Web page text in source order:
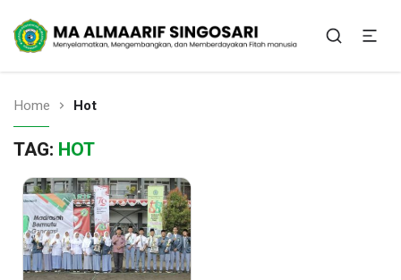
MA Almaarif Singosari
memberdayakan fitrah manusia
Home Hot
TAG: HOT